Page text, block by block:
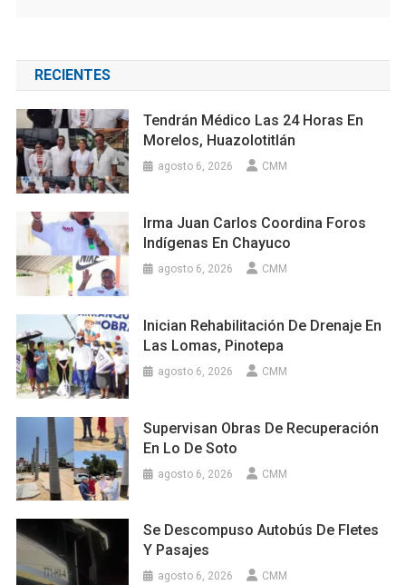
RECIENTES
Tendrán Médico Las 24 Horas En
Morelos, Huazolotitlán
agosto 6, 2026 CMM
Irma Juan Carlos Coordina Foros
Indígenas En Chayuco
agosto 6, 2026 CMM
Inician Rehabilitación De Drenaje En
Las Lomas, Pinotepa
agosto 6, 2026 CMM
Supervisan Obras De Recuperación
En Lo De Soto
agosto 6, 2026 CMM
Se Descompuso Autobús De Fletes
Y Pasajes
agosto 6, 2026 CMM